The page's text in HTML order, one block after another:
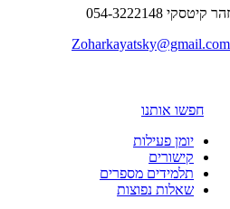
קיטסקי 054-3222148
חפשו אותנו
יומן פעילות
קישורים
תלמידים מספרים
שאלות נפוצות